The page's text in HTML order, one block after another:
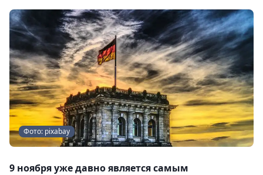
Фото: pixabay
9 ноября уже давно является самым